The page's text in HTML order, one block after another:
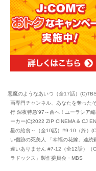
悪魔のようなあいつ（全17話）
画専門チャンネル、あなたを奪った
行 深夜特急'97～西へ！ユーラシア
ーカー(C)2022 ZIP CINEMA & CJ
星の給食～（全10話）#9-10（終）
い傷跡の死美人 「幸福の花嫁」連続
違いありません #7-12（全12話）（
ラドックス」製作委員会・MBS